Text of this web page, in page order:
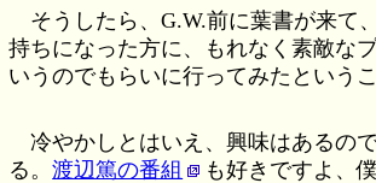
そうしたら、G.W.前に葉書が来て
持ちになった方に、もれなく素敵な
いうのでもらいに行ってみたというこ
冷やかしとはいえ、興味はあるの
る。渡辺篤の番組 も好きですよ、僕